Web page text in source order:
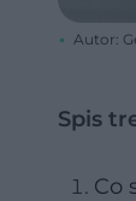
Autor:
Spis
Co